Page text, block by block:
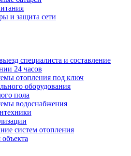
и защита сети
специалиста и составление
24 часов
отопления под ключ
оборудования
пола
водоснабжения
систем отопления